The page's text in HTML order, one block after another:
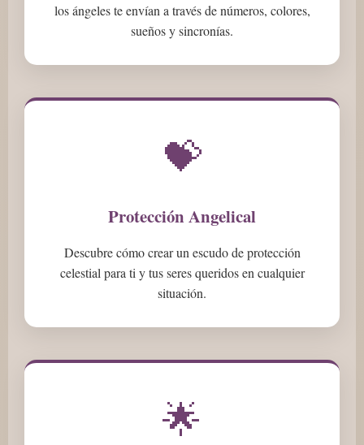
los ángeles te envían a través de números, colores,
sueños y sincronías.
💝
Protección Angelical
Descubre cómo crear un escudo de protección
celestial para ti y tus seres queridos en cualquier
situación.
🌟